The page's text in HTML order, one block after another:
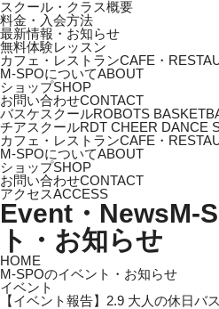
スクール・クラス概要
料金・入会方法
最新情報・お知らせ
無料体験レッスン
カフェ・レストランCAFE・
M-SPOについてABOUT
ショップSHOP
お問い合わせCONTACT
バスケスクールROBOTS
チアスクールRDT CHEER DANCE
カフェ・レストランCAFE・
M-SPOについてABOUT
ショップSHOP
お問い合わせCONTACT
アクセスACCESS
Event・NewsM-
ト・お知らせ
HOME
M-SPOのイベント・お知らせ
イベント
【イベント報告】2.9 大人の休日バ